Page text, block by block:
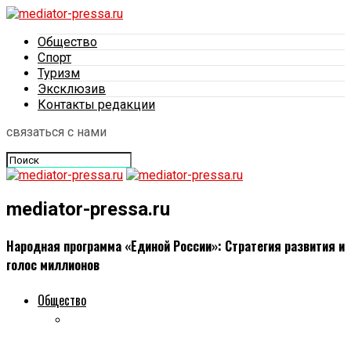
Общество
Спорт
Туризм
Эксклюзив
Контакты редакции
связаться с нами
mediator-pressa.ru
Народная программа «Единой России»: Стратегия развития и
голос миллионов
Общество